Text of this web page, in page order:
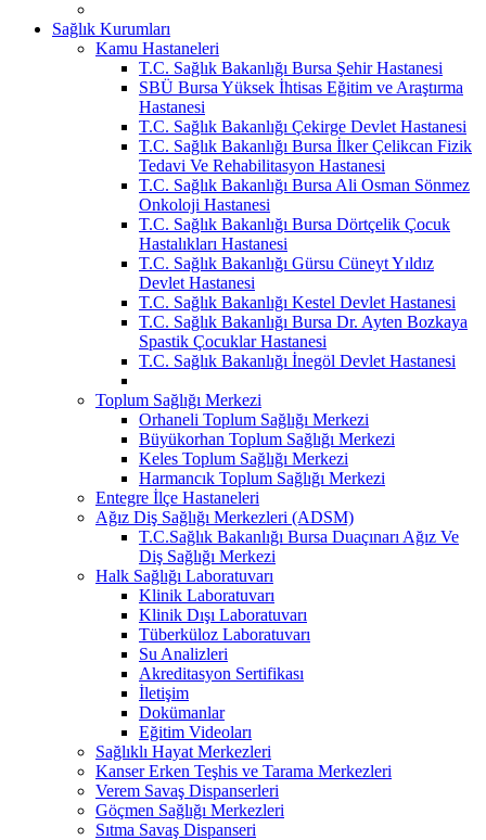
Sağlık Kurumları
Kamu Hastaneleri
T.C. Sağlık Bakanlığı Bursa Şehir Hastanesi
SBÜ Bursa Yüksek İhtisas Eğitim ve Araştırma
Hastanesi
T.C. Sağlık Bakanlığı Çekirge Devlet Hastanesi
T.C. Sağlık Bakanlığı Bursa İlker Çelikcan Fizik
Tedavi Ve Rehabilitasyon Hastanesi
T.C. Sağlık Bakanlığı Bursa Ali Osman Sönmez
Onkoloji Hastanesi
T.C. Sağlık Bakanlığı Bursa Dörtçelik Çocuk
Hastalıkları Hastanesi
T.C. Sağlık Bakanlığı Gürsu Cüneyt Yıldız
Devlet Hastanesi
T.C. Sağlık Bakanlığı Kestel Devlet Hastanesi
T.C. Sağlık Bakanlığı Bursa Dr. Ayten Bozkaya
Spastik Çocuklar Hastanesi
T.C. Sağlık Bakanlığı İnegöl Devlet Hastanesi
Toplum Sağlığı Merkezi
Orhaneli Toplum Sağlığı Merkezi
Büyükorhan Toplum Sağlığı Merkezi
Keles Toplum Sağlığı Merkezi
Harmancık Toplum Sağlığı Merkezi
Entegre İlçe Hastaneleri
Ağız Diş Sağlığı Merkezleri (ADSM)
T.C.Sağlık Bakanlığı Bursa Duaçınarı Ağız Ve
Diş Sağlığı Merkezi
Halk Sağlığı Laboratuvarı
Klinik Laboratuvarı
Klinik Dışı Laboratuvarı
Tüberküloz Laboratuvarı
Su Analizleri
Akreditasyon Sertifikası
İletişim
Dokümanlar
Eğitim Videoları
Sağlıklı Hayat Merkezleri
Kanser Erken Teşhis ve Tarama Merkezleri
Verem Savaş Dispanserleri
Göçmen Sağlığı Merkezleri
Sıtma Savaş Dispanseri